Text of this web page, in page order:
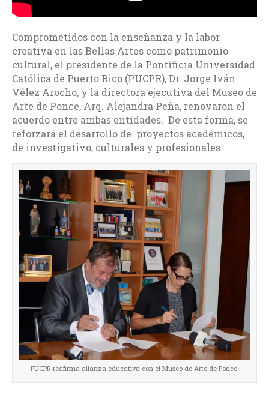
Comprometidos con la enseñanza y la labor
creativa en las Bellas Artes como patrimonio
cultural, el presidente de la Pontificia Universidad
Católica de Puerto Rico (PUCPR), Dr. Jorge Iván
Vélez Arocho, y la directora ejecutiva del Museo de
Arte de Ponce, Arq. Alejandra Peña, renovaron el
acuerdo entre ambas entidades. De esta forma, se
reforzará el desarrollo de proyectos académicos,
de investigativo, culturales y profesionales.
PUCPR reafirma alianza educativa con el Museo de Arte de Ponce.